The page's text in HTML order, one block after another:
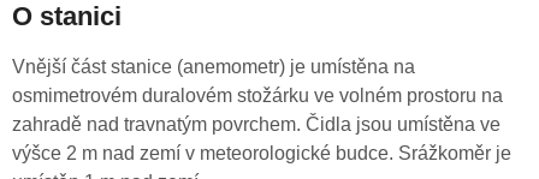
O stanici
Vnější část stanice (anemometr) je umístěna na
osmimetrovém duralovém stožárku ve volném prostoru na
zahradě nad travnatým povrchem. Čidla jsou umístěna ve
výšce 2 m nad zemí v meteorologické budce. Srážkoměr je